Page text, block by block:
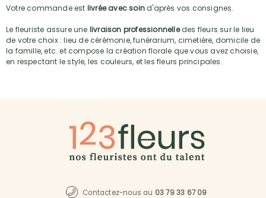
Votre commande est livrée avec soind'après vos consignes.
Le fleuriste assure une livraison professionnelledes fleurs sur le lieu
de votre choix : lieu de cérémonie, funérarium, cimetière, domicile de
la famille, etc. et compose la création florale que vous avez choisie,
en respectant le style, les couleurs, et les fleurs principales.
Contactez-nous au 03 79 33 67 09